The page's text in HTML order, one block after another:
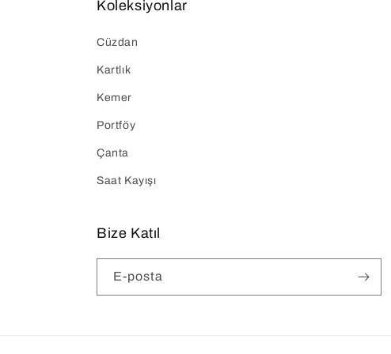
Koleksiyonlar
Cüzdan
Kartlık
Kemer
Portföy
Çanta
Saat Kayışı
Bize Katıl
E-posta